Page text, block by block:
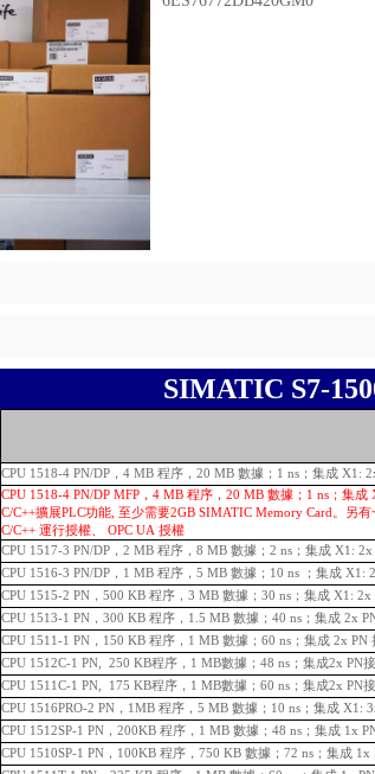
SIMATIC S7-
CPU 1518-4 PN/DP，4 MB 程序，20 MB 數據；1 ns；集成
CPU 1518-4 PN/DP MFP，4 MB 程序，20 MB 數據；1 ns；集
C/C++擴展PLC功能, 至少需要2GB SIMATIC Memory Card。另
C/C++ 運行授權、 OPC UA 授權
CPU 1517-3 PN/DP，2 MB 程序，8 MB 數據；2 ns；集成 X1:
CPU 1516-3 PN/DP，1 MB 程序，5 MB 數據；10 ns ；集成 X1:
CPU 1515-2 PN，500 KB 程序，3 MB 數據；30 ns；集成 X1: 2x
CPU 1513-1 PN，300 KB 程序，1.5 MB 數據；40 ns；集成 2x
CPU 1511-1 PN，150 KB 程序，1 MB 數據；60 ns；集成 2x PN
CPU 1512C-1 PN, 250 KB程序，1 MB數據；48 ns；集成2x PN
CPU 1511C-1 PN, 175 KB程序，1 MB數據；60 ns；集成2x PN
CPU 1516PRO-2 PN，1MB 程序，5 MB 數據；10 ns；集成 X1:
CPU 1512SP-1 PN，200KB 程序，1 MB 數據；48 ns；集成 1x
CPU 1510SP-1 PN，100KB 程序，750 KB 數據；72 ns；集成